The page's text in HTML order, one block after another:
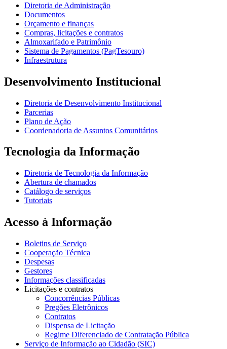
Diretoria de Administração
Documentos
Orçamento e finanças
Compras, licitações e contratos
Almoxarifado e Patrimônio
Sistema de Pagamentos (PagTesouro)
Infraestrutura
Desenvolvimento Institucional
Diretoria de Desenvolvimento Institucional
Parcerias
Plano de Ação
Coordenadoria de Assuntos Comunitários
Tecnologia da Informação
Diretoria de Tecnologia da Informação
Abertura de chamados
Catálogo de serviços
Tutoriais
Acesso à Informação
Boletins de Serviço
Cooperação Técnica
Despesas
Gestores
Informações classificadas
Licitações e contratos
Concorrências Públicas
Pregões Eletrônicos
Contratos
Dispensa de Licitação
Regime Diferenciado de Contratação Pública
Serviço de Informação ao Cidadão (SIC)